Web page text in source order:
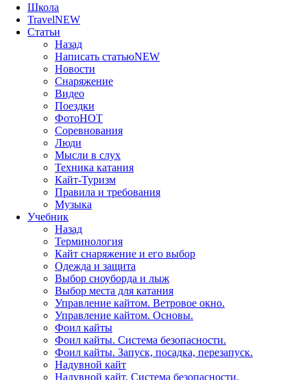
Школа
TravelNEW
Статьи
Назад
Написать статьюNEW
Новости
Снаряжение
Видео
Поездки
ФотоHOT
Соревнования
Люди
Мысли в слух
Техника катания
Кайт-Туризм
Правила и требования
Музыка
Учебник
Назад
Терминология
Кайт снаряжение и его выбор
Одежда и защита
Выбор сноуборда и лыж
Выбор места для катания
Управление кайтом. Ветровое окно.
Управление кайтом. Основы.
Фоил кайты
Фоил кайты. Система безопасности.
Фоил кайты. Запуск, посадка, перезапуск.
Надувной кайт
Надувной кайт. Система безопасности.